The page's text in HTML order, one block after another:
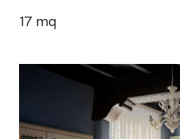
17 mq